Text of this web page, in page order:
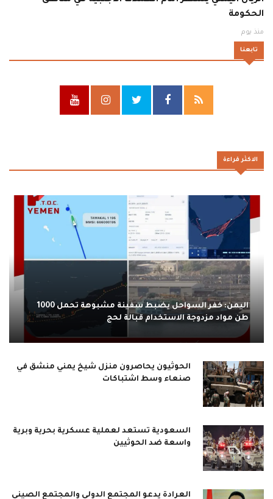
الحكومة
منذ يوم
تابعنا
الاكثر قراءة
اليمن: خفر السواحل يضبط سفينة مشبوهة تحمل 1000
طن مواد مزدوجة الاستخدام قبالة لحج
الحوثيون يحاصرون منزل شيخ يمني منشق في
صنعاء وسط اشتباكات
السعودية تستعد لعملية عسكرية بحرية وبرية
واسعة ضد الحوثيين
العرادة يدعو المجتمع الدولي والمجتمع الصيني